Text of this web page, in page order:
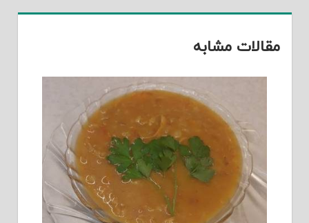
مقالات مشابه